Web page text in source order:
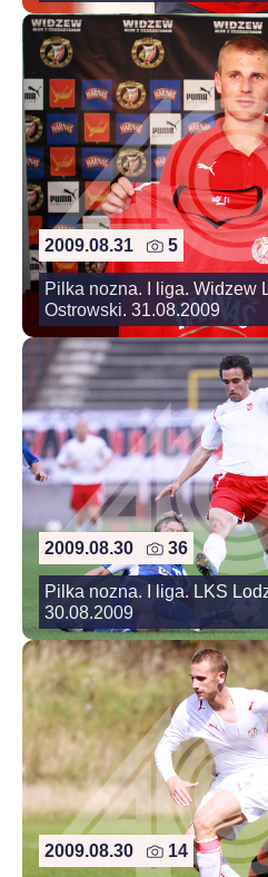
2009.08.31 5
Pilka nozna. I liga. Widzew
Ostrowski. 31.08.2009
2009.08.30 36
Pilka nozna. I liga. LKS
30.08.2009
2009.08.30 14